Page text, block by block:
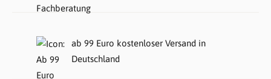
ab 99 Euro kostenloser Versand in
Deutschland